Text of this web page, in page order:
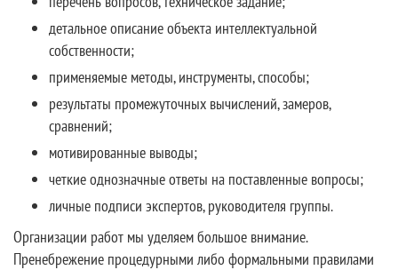
детальное описание объекта интеллектуальной
собственности;
применяемые методы, инструменты, способы;
результаты промежуточных вычислений, замеров,
сравнений;
мотивированные выводы;
четкие однозначные ответы на поставленные вопросы;
личные подписи экспертов, руководителя группы.
Организации работ мы уделяем большое внимание.
Пренебрежение процедурными либо формальными правилами